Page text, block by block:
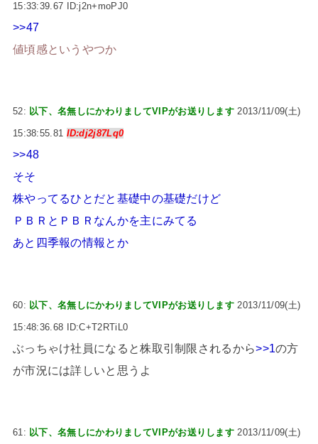
15:33:39.67 ID:j2n+moPJ0
>>47
値頃感というやつか
52: 以下、名無しにかわりましてVIPがお送りします 2013/11/09(土)
15:38:55.81 ID:dj2j87Lq0
>>48
そそ
株やってるひとだと基礎中の基礎だけど
ＰＢＲとＰＢＲなんかを主にみてる
あと四季報の情報とか
60: 以下、名無しにかわりましてVIPがお送りします 2013/11/09(土)
15:48:36.68 ID:C+T2RTiL0
ぶっちゃけ社員になると株取引制限されるから>>1の方
が市況には詳しいと思うよ
61: 以下、名無しにかわりましてVIPがお送りします 2013/11/09(土)